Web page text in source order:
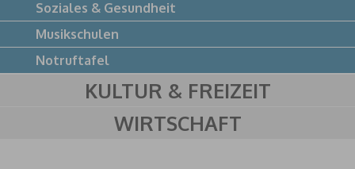
Soziales & Gesundheit
Musikschulen
Notruftafel
KULTUR & FREIZEIT
WIRTSCHAFT